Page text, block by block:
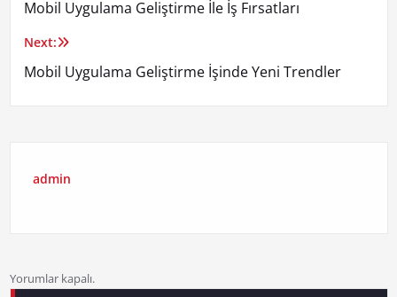
gezinmesi
Mobil Uygulama Geliştirme İle İş Fırsatları
Next:
Mobil Uygulama Geliştirme İşinde Yeni Trendler
admin
Yorumlar kapalı.